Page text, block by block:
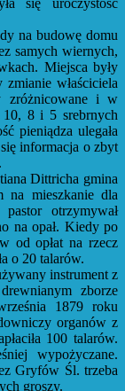
na budowę domu
samych wiernych,
Miejsca były
właściciela
zróżnicowane i w
10, 8 i 5 srebrnych
pieniądza ulegała
informacja o zbyt
Dittricha gmina
na mieszkanie dla
otrzymywał
na opał. Kiedy po
od opłat na rzecz
o 20 talarów.
instrument z
zborze
1879 roku
organów z
100 talarów.
wypożyczane.
Gryfów Śl. trzeba
groszy.